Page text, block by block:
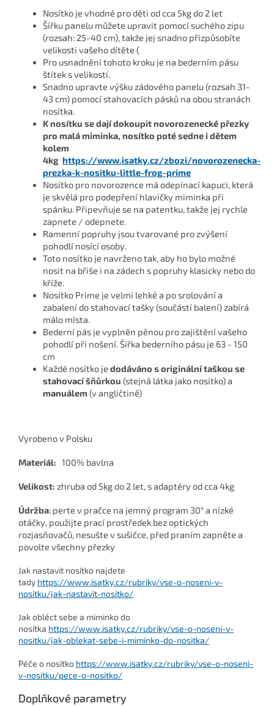
Nosítko je vhodné pro děti od cca 5kg do 2 let
Šířku panelu můžete upravit pomocí suchého zipu
(rozsah: 25-40 cm), takže jej snadno přizpůsobíte
velikosti vašeho dítěte (
Pro usnadnění tohoto kroku je na bederním pásu
štítek s velikostí.
Snadno upravte výšku zádového panelu (rozsah 31-
43 cm) pomocí stahovacích pásků na obou stranách
nosítka.
K nosítku se dají dokoupit novorozenecké přezky
pro malá miminka, nosítko poté sedne i dětem
kolem
4kg https://www.isatky.cz/zbozi/novorozenecka-
prezka-k-nositku-little-frog-prime
Nosítko pro novorozence má odepínací kapuci, která
je skvělá pro podepření hlavičky miminka při
spánku. Připevňuje se na patentku, takže jej rychle
zapnete / odepnete.
Ramenní popruhy jsou tvarované pro zvýšení
pohodlí nosící osoby.
Toto nosítko je navrženo tak, aby ho bylo možné
nosit na břiše i na zádech s popruhy klasicky nebo do
kříže.
Nosítko Prime je velmi lehké a po srolování a
zabalení do stahovací tašky (součástí balení) zabírá
málo místa.
Bederní pás je vyplněn pěnou pro zajištění vašeho
pohodlí při nošení. Šířka bederního pásu je 63 - 150
cm
Každé nosítko je dodáváno s originální taškou se
stahovací šňůrkou (stejná látka jako nosítko) a
manuálem (v angličtině)
Vyrobeno v Polsku
Materiál: 100% bavlna
Velikost: zhruba od 5kg do 2 let, s adaptéry od cca 4kg
Údržba: perte v pračce na jemný program 30° a nízké
otáčky, použijte prací prostředek bez optických
rozjasňovačů, nesušte v sušičce, před praním zapněte a
povolte všechny přezky
Jak nastavit nosítko najdete
tady https://www.isatky.cz/rubriky/vse-o-noseni-v-
nositku/jak-nastavit-nositko/
Jak obléct sebe a miminko do
nosítka https://www.isatky.cz/rubriky/vse-o-noseni-v-
nositku/jak-oblekat-sebe-i-miminko-do-nositka/
Péče o nosítko https://www.isatky.cz/rubriky/vse-o-noseni-
v-nositku/pece-o-nositko/
Doplňkové parametry